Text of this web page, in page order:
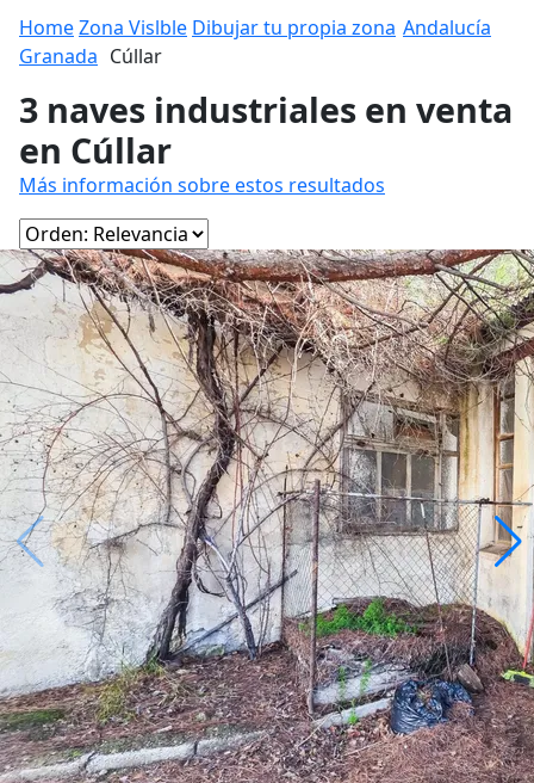
HomeZona Vislble Dibujar tu propia zona Andalucía
Granada Cúllar
3 naves industriales en venta
en Cúllar
Más información sobre estos resultados